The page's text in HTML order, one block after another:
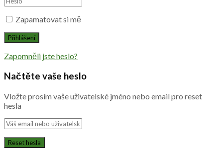
Zapamatovat si mě
Zapomněli jste heslo?
Načtěte vaše heslo
Vložte prosím vaše uživatelské jméno nebo email pro reset
hesla